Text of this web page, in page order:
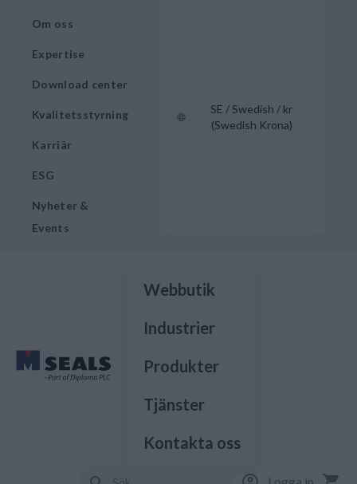
Om oss
Expertise
Download center
Kvalitetsstyrning
Karriär
ESG
Nyheter &
Events
SE / Swedish / kr
(Swedish Krona)
Webbutik
Industrier
Produkter
Tjänster
Kontakta oss